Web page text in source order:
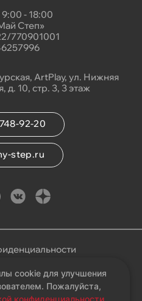
- 18:00
Степ»
770901001
ArtPlay, ул. Нижняя
д. 10, стр. 3, 3 этаж
92-20
step.ru
персональных данных
cookie для улучшения
Пожалуйста,
конфиденциальности